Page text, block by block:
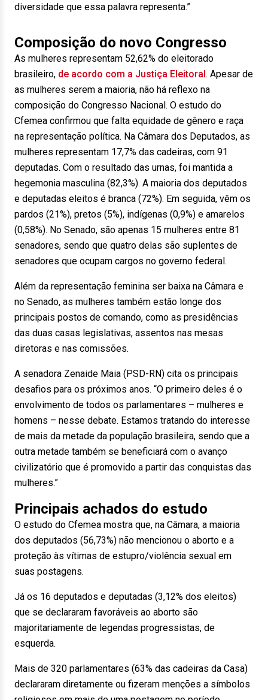
diversidade que essa palavra representa.”
Composição do novo Congresso
As mulheres representam 52,62% do eleitorado
brasileiro, de acordo com a Justiça Eleitoral. Apesar de
as mulheres serem a maioria, não há reflexo na
composição do Congresso Nacional. O estudo do
Cfemea confirmou que falta equidade de gênero e raça
na representação política. Na Câmara dos Deputados, as
mulheres representam 17,7% das cadeiras, com 91
deputadas. Com o resultado das urnas, foi mantida a
hegemonia masculina (82,3%). A maioria dos deputados
e deputadas eleitos é branca (72%). Em seguida, vêm os
pardos (21%), pretos (5%), indígenas (0,9%) e amarelos
(0,58%). No Senado, são apenas 15 mulheres entre 81
senadores, sendo que quatro delas são suplentes de
senadores que ocupam cargos no governo federal.
Além da representação feminina ser baixa na Câmara e
no Senado, as mulheres também estão longe dos
principais postos de comando, como as presidências
das duas casas legislativas, assentos nas mesas
diretoras e nas comissões.
A senadora Zenaide Maia (PSD-RN) cita os principais
desafios para os próximos anos. “O primeiro deles é o
envolvimento de todos os parlamentares – mulheres e
homens – nesse debate. Estamos tratando do interesse
de mais da metade da população brasileira, sendo que a
outra metade também se beneficiará com o avanço
civilizatório que é promovido a partir das conquistas das
mulheres.”
Principais achados do estudo
O estudo do Cfemea mostra que, na Câmara, a maioria
dos deputados (56,73%) não mencionou o aborto e a
proteção às vítimas de estupro/violência sexual em
suas postagens.
Já os 16 deputados e deputadas (3,12% dos eleitos)
que se declararam favoráveis ao aborto são
majoritariamente de legendas progressistas, de
esquerda.
Mais de 320 parlamentares (63% das cadeiras da Casa)
declararam diretamente ou fizeram menções a símbolos